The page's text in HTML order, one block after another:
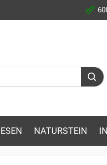
NATURSTEIN